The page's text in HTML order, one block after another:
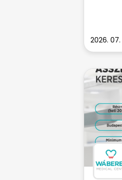
2026. 07.